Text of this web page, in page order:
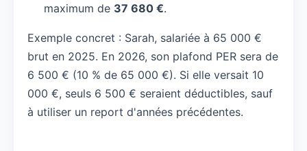
maximum de 37 680 €.
Exemple concret : Sarah, salariée à 65 000 €
brut en 2025. En 2026, son plafond PER sera de
6 500 € (10 % de 65 000 €). Si elle versait 10
000 €, seuls 6 500 € seraient déductibles, sauf
à utiliser un report d'années précédentes.